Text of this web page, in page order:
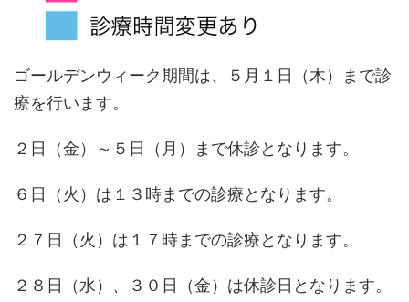
ゴールデンウィーク期間は、５月１日（木）まで診
療を行います。
２日（金）～５日（月）まで休診となります。
６日（火）は１３時までの診療となります。
２７日（火）は１７時までの診療となります。
２８日（水）、３０日（金）は休診日となります。